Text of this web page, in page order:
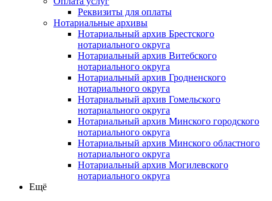
Реквизиты для оплаты
Нотариальные архивы
Нотариальный архив Брестского
нотариального округа
Нотариальный архив Витебского
нотариального округа
Нотариальный архив Гродненского
нотариального округа
Нотариальный архив Гомельского
нотариального округа
Нотариальный архив Минского городского
нотариального округа
Нотариальный архив Минского областного
нотариального округа
Нотариальный архив Могилевского
нотариального округа
Ещё